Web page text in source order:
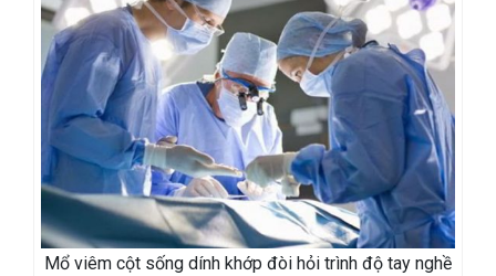
Mổ viêm cột sống dính khớp đòi hỏi trình độ tay nghề